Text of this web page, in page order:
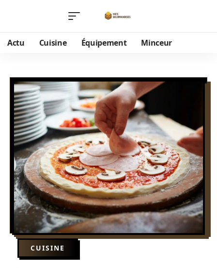
Actu Cuisine Équipement Minceur
CUISINE